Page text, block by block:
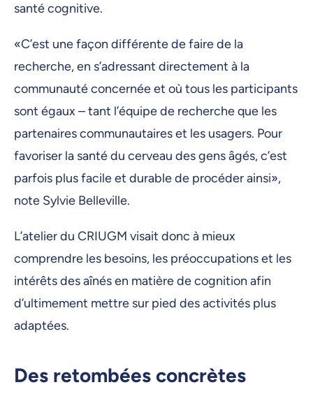
santé cognitive.
«C’est une façon différente de faire de la
recherche, en s’adressant directement à la
communauté concernée et où tous les participants
sont égaux – tant l’équipe de recherche que les
partenaires communautaires et les usagers. Pour
favoriser la santé du cerveau des gens âgés, c’est
parfois plus facile et durable de procéder ainsi»,
note Sylvie Belleville.
L’atelier du CRIUGM visait donc à mieux
comprendre les besoins, les préoccupations et les
intérêts des aînés en matière de cognition afin
d’ultimement mettre sur pied des activités plus
adaptées.
Des retombées concrètes